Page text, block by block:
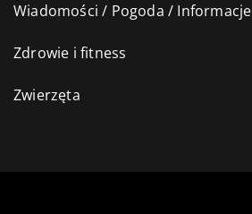
Wiadomości / Pogoda / Informacje
Zdrowie i fitness
Zwierzęta